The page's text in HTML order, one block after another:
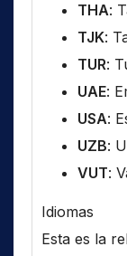
THA:
TJK:
TUR:
UAE:
USA:
UZB:
VUT:
Idiomas
Esta es la